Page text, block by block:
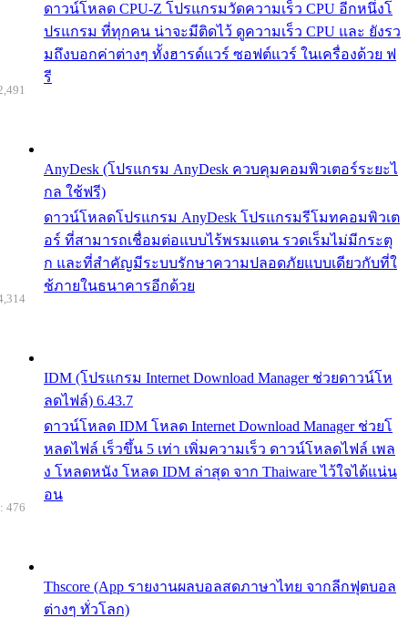
ดาวน์โหลด CPU-Z โปรแกรมวัดความเร็ว CPU อีกหนึ่งโ
ปรแกรม ที่ทุกคน น่าจะมีติดไว้ ดูความเร็ว CPU และ ยังรว
มถึงบอกค่าต่างๆ ทั้งฮารด์แวร์ ซอฟต์แวร์ ในเครื่องด้วย ฟ
รี
AnyDesk (โปรแกรม AnyDesk ควบคุมคอมพิวเตอร์ระยะไ
กล ใช้ฟรี)
ดาวน์โหลดโปรแกรม AnyDesk โปรแกรมรีโมทคอมพิวเต
อร์ ที่สามารถเชื่อมต่อแบบไร้พรมแดน รวดเร็มไม่มีกระตุ
ก และที่สำคัญมีระบบรักษาความปลอดภัยแบบเดียวกับที่ใ
ช้ภายในธนาคารอีกด้วย
IDM (โปรแกรม Internet Download Manager ช่วยดาวน์โห
ลดไฟล์) 6.43.7
ดาวน์โหลด IDM โหลด Internet Download Manager ช่วยโ
หลดไฟล์ เร็วขึ้น 5 เท่า เพิ่มความเร็ว ดาวน์โหลดไฟล์ เพล
ง โหลดหนัง โหลด IDM ล่าสุด จาก Thaiware ไว้ใจได้แน่น
อน
Thscore (App รายงานผลบอลสดภาษาไทย จากลีกฟุตบอล
ต่างๆ ทั่วโลก)
476